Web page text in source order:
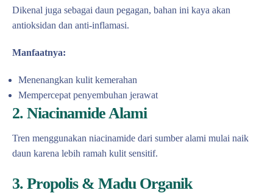
Dikenal juga sebagai daun pegagan, bahan ini kaya akan
antioksidan dan anti-inflamasi.
Manfaatnya:
Menenangkan kulit kemerahan
Mempercepat penyembuhan jerawat
2. Niacinamide Alami
Tren menggunakan niacinamide dari sumber alami mulai naik
daun karena lebih ramah kulit sensitif.
3. Propolis & Madu Organik